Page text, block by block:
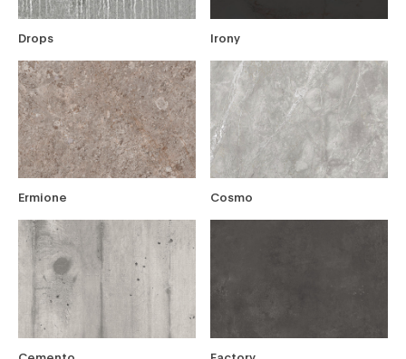
Drops Irony
Ermione Cosmo